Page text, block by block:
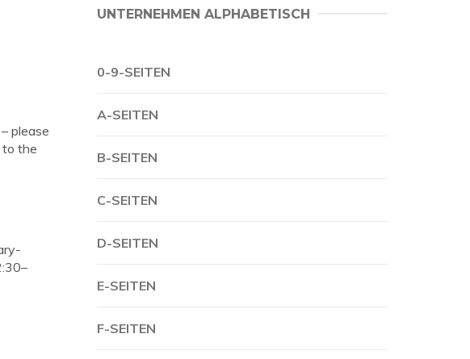
please
to the
UNTERNEHMEN ALPHABETISCH
0-9-SEITEN
A-SEITEN
B-SEITEN
C-SEITEN
D-SEITEN
E-SEITEN
F-SEITEN